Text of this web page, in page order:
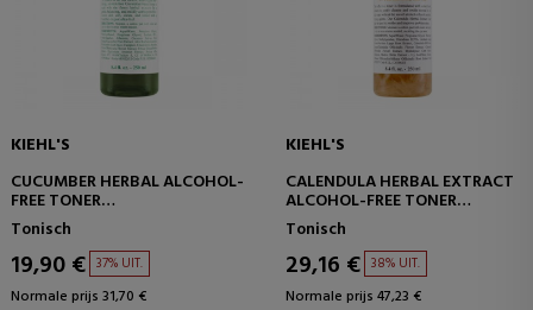
KIEHL'S
CUCUMBER HERBAL ALCOHOL-
FREE TONER
GEZICHTSTONER
Tonisch
19,90 € 37% UIT.
Normale prijs 31,70 €
KIEHL'S
CALENDULA HERBAL EXTRACT
ALCOHOL-FREE TONER
GEZICHTSTONER
Tonisch
29,16 € 38% UIT.
Normale prijs 47,23 €